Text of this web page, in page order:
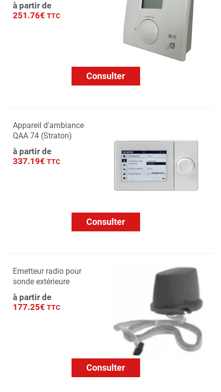
à partir de
251.76€ TTC
Consulter
Appareil d'ambiance
QAA 74 (Straton)
à partir de
337.19€ TTC
Consulter
Emetteur radio pour
sonde extérieure
à partir de
177.25€ TTC
Consulter